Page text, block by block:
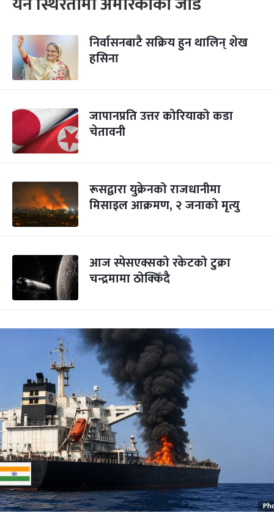
निर्वासनबाटै सक्रिय हुन थालिन् शेख
हसिना
जापानप्रति उत्तर कोरियाको कडा
चेतावनी
रूसद्वारा युक्रेनको राजधानीमा
मिसाइल आक्रमण, २ जनाको मृत्यु
आज स्पेसएक्सको रकेटको टुक्रा
चन्द्रमामा ठोक्किँदै